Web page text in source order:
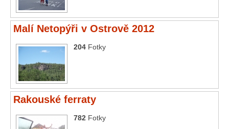
Malí Netopýři v Ostrově 2012
204 Fotky
Rakouské ferraty
782 Fotky